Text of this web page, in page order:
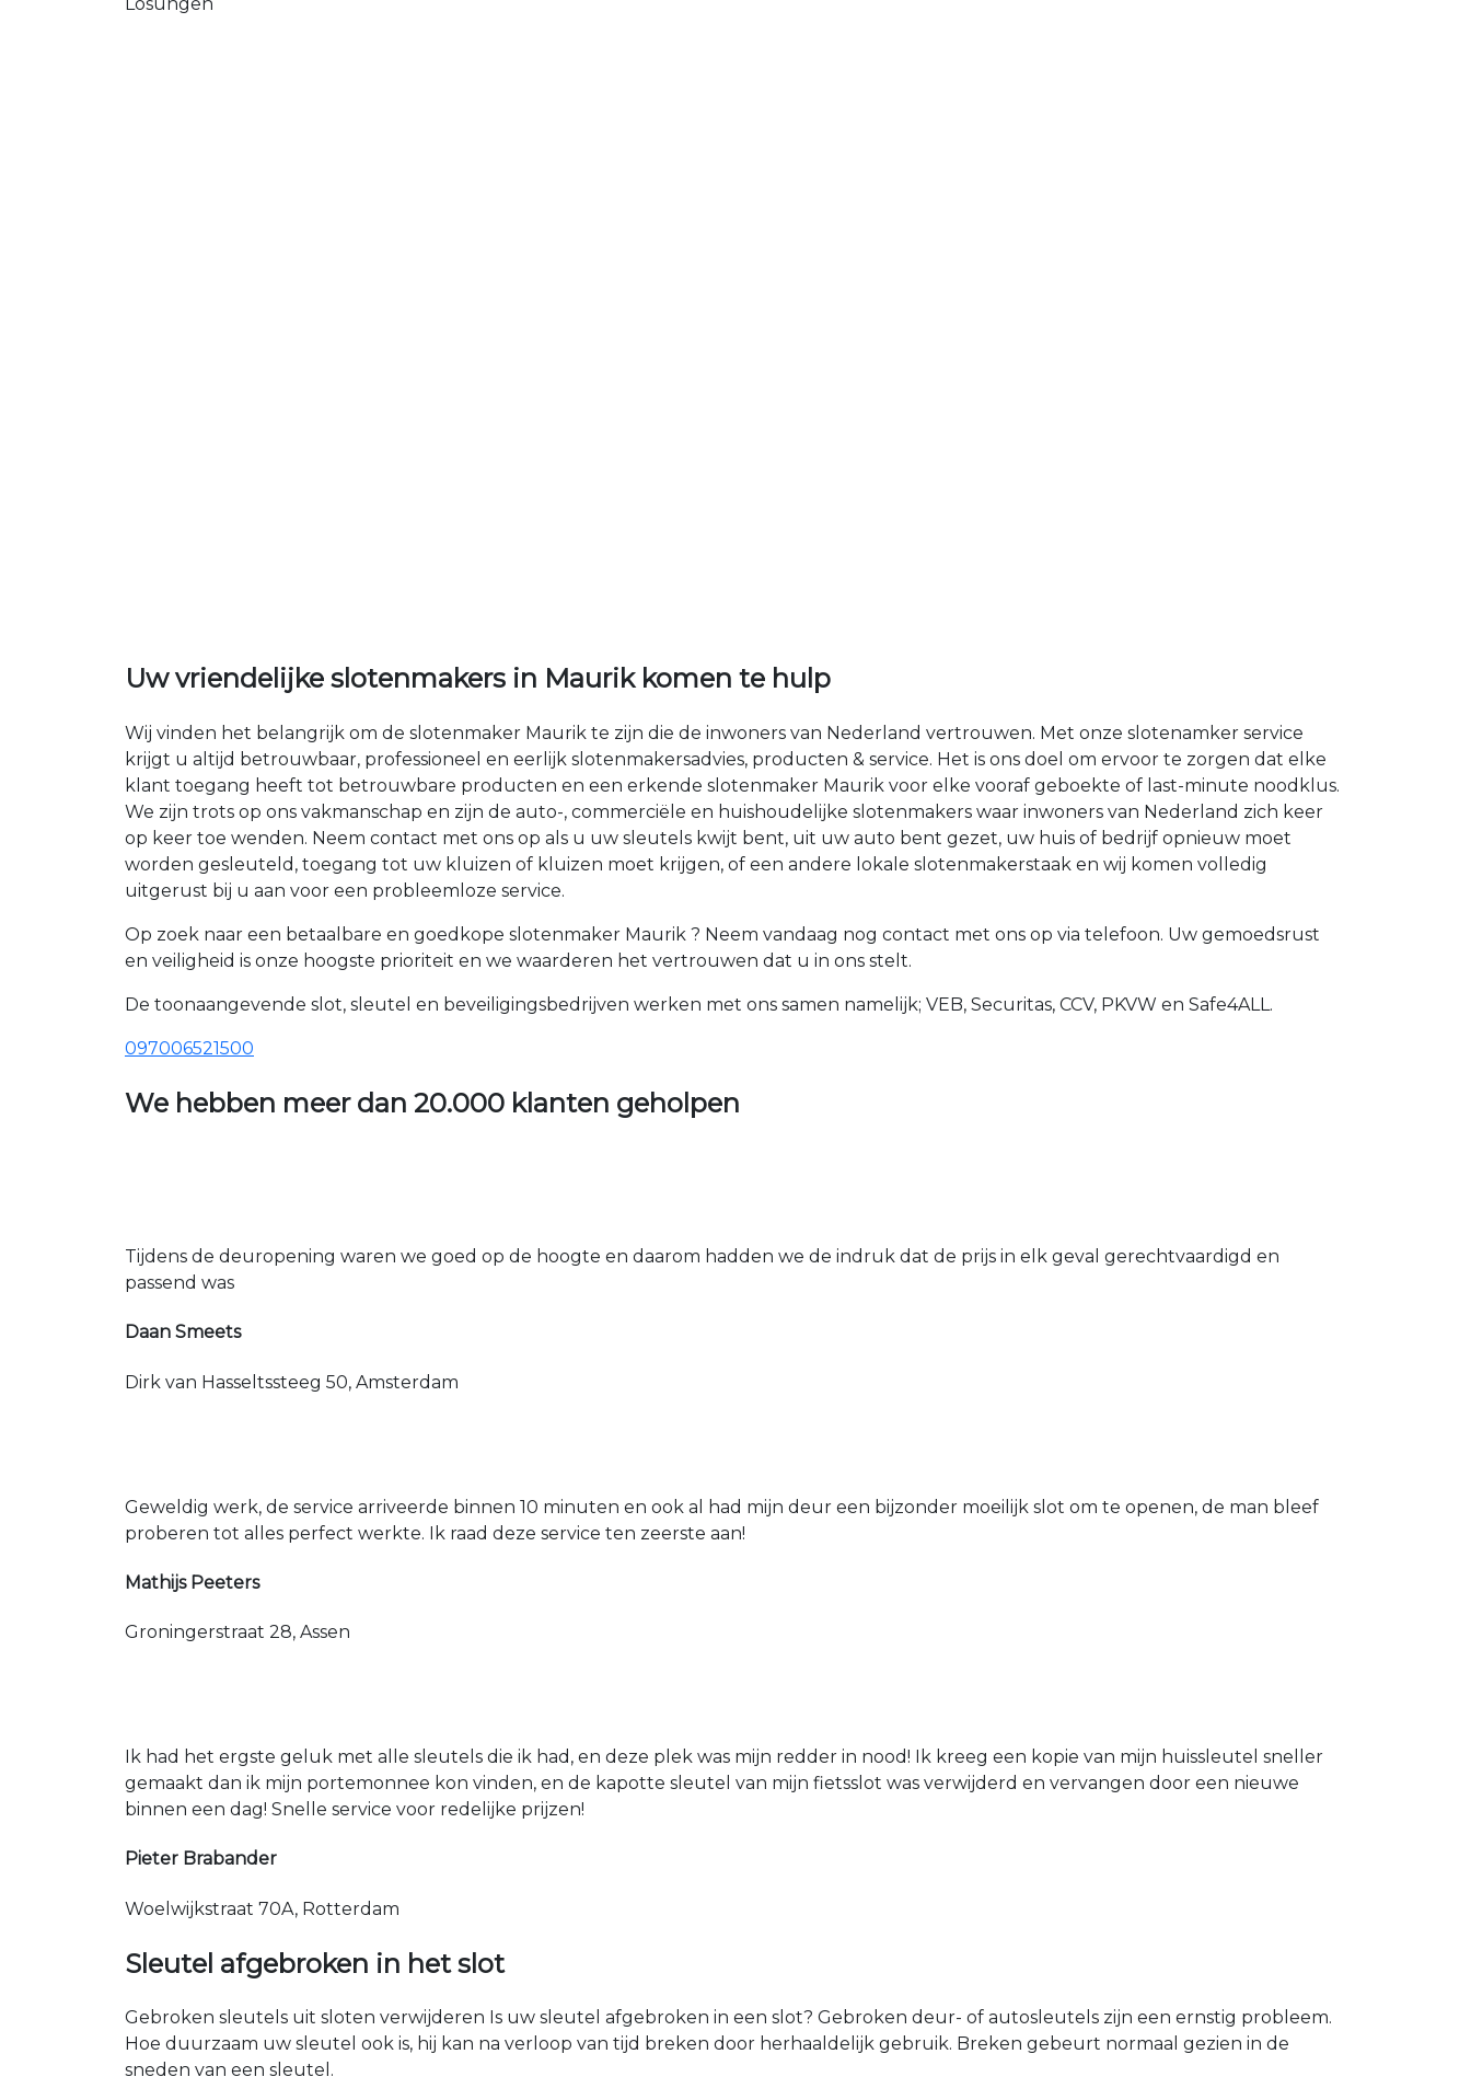
Lösungen
Uw vriendelijke slotenmakers in Maurik komen te hulp
Wij vinden het belangrijk om de slotenmaker Maurik te zijn die de inwoners van Nederland vertrouwen. Met onze slotenamker service
krijgt u altijd betrouwbaar, professioneel en eerlijk slotenmakersadvies, producten & service. Het is ons doel om ervoor te zorgen dat elke
klant toegang heeft tot betrouwbare producten en een erkende slotenmaker Maurik voor elke vooraf geboekte of last-minute noodklus.
We zijn trots op ons vakmanschap en zijn de auto-, commerciële en huishoudelijke slotenmakers waar inwoners van Nederland zich keer
op keer toe wenden. Neem contact met ons op als u uw sleutels kwijt bent, uit uw auto bent gezet, uw huis of bedrijf opnieuw moet
worden gesleuteld, toegang tot uw kluizen of kluizen moet krijgen, of een andere lokale slotenmakerstaak en wij komen volledig
uitgerust bij u aan voor een probleemloze service.
Op zoek naar een betaalbare en goedkope slotenmaker Maurik ? Neem vandaag nog contact met ons op via telefoon. Uw gemoedsrust
en veiligheid is onze hoogste prioriteit en we waarderen het vertrouwen dat u in ons stelt.
De toonaangevende slot, sleutel en beveiligingsbedrijven werken met ons samen namelijk; VEB, Securitas, CCV, PKVW en Safe4ALL.
097006521500
We hebben meer dan 20.000 klanten geholpen
Tijdens de deuropening waren we goed op de hoogte en daarom hadden we de indruk dat de prijs in elk geval gerechtvaardigd en
passend was
Daan Smeets
Dirk van Hasseltssteeg 50, Amsterdam
Geweldig werk, de service arriveerde binnen 10 minuten en ook al had mijn deur een bijzonder moeilijk slot om te openen, de man bleef
proberen tot alles perfect werkte. Ik raad deze service ten zeerste aan!
Mathijs Peeters
Groningerstraat 28, Assen
Ik had het ergste geluk met alle sleutels die ik had, en deze plek was mijn redder in nood! Ik kreeg een kopie van mijn huissleutel sneller
gemaakt dan ik mijn portemonnee kon vinden, en de kapotte sleutel van mijn fietsslot was verwijderd en vervangen door een nieuwe
binnen een dag! Snelle service voor redelijke prijzen!
Pieter Brabander
Woelwijkstraat 70A, Rotterdam
Sleutel afgebroken in het slot
Gebroken sleutels uit sloten verwijderen Is uw sleutel afgebroken in een slot? Gebroken deur- of autosleutels zijn een ernstig probleem.
Hoe duurzaam uw sleutel ook is, hij kan na verloop van tijd breken door herhaaldelijk gebruik. Breken gebeurt normaal gezien in de
sneden van een sleutel.